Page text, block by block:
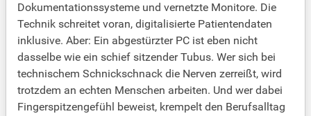
Dokumentationssysteme und vernetzte Monitore. Die
Technik schreitet voran, digitalisierte Patientendaten
inklusive. Aber: Ein abgestürzter PC ist eben nicht
dasselbe wie ein schief sitzender Tubus. Wer sich bei
technischem Schnickschnack die Nerven zerreißt, wird
trotzdem an echten Menschen arbeiten. Und wer dabei
Fingerspitzengefühl beweist, krempelt den Berufsalltag